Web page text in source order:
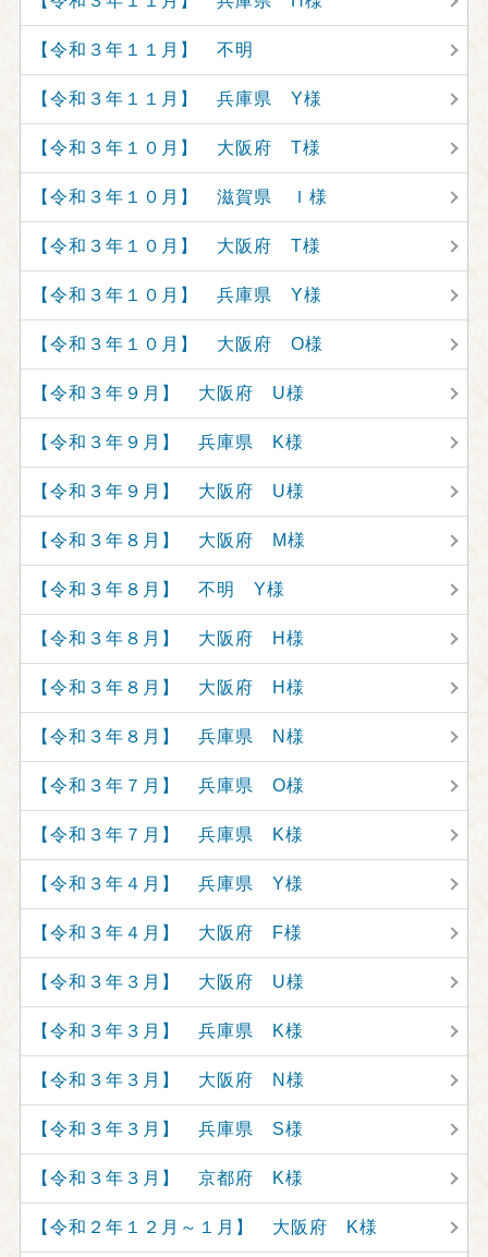
【令和３年１１月】 不明
【令和３年１１月】 兵庫県 Y様
【令和３年１０月】 大阪府 T様
【令和３年１０月】 滋賀県 Ｉ様
【令和３年１０月】 大阪府 T様
【令和３年１０月】 兵庫県 Y様
【令和３年１０月】 大阪府 O様
【令和３年９月】 大阪府 U様
【令和３年９月】 兵庫県 K様
【令和３年９月】 大阪府 U様
【令和３年８月】 大阪府 M様
【令和３年８月】 不明 Y様
【令和３年８月】 大阪府 H様
【令和３年８月】 大阪府 H様
【令和３年８月】 兵庫県 N様
【令和３年７月】 兵庫県 O様
【令和３年７月】 兵庫県 K様
【令和３年４月】 兵庫県 Y様
【令和３年４月】 大阪府 F様
【令和３年３月】 大阪府 U様
【令和３年３月】 兵庫県 K様
【令和３年３月】 大阪府 N様
【令和３年３月】 兵庫県 S様
【令和３年３月】 京都府 K様
【令和２年１２月～１月】 大阪府 K様